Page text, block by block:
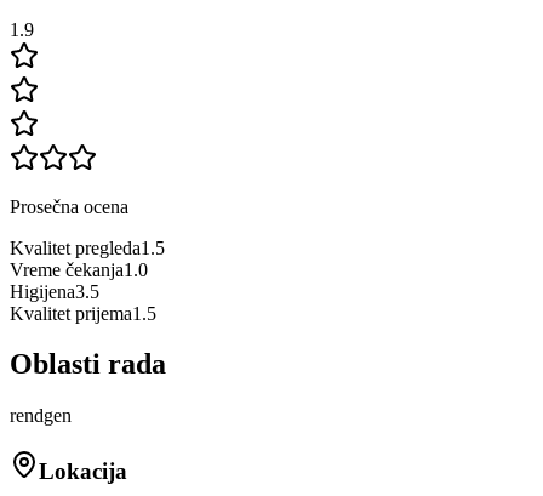
1.9
Prosečna ocena
Kvalitet pregleda1.5
Vreme čekanja1.0
Higijena3.5
Kvalitet prijema1.5
Oblasti rada
rendgen
Lokacija